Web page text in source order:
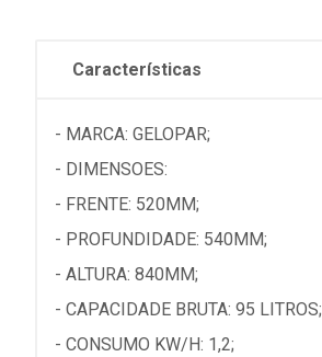
Características
- MARCA: GELOPAR;
- DIMENSOES:
- FRENTE: 520MM;
- PROFUNDIDADE: 540MM;
- ALTURA: 840MM;
- CAPACIDADE BRUTA: 95 LITROS;
- CONSUMO KW/H: 1,2;